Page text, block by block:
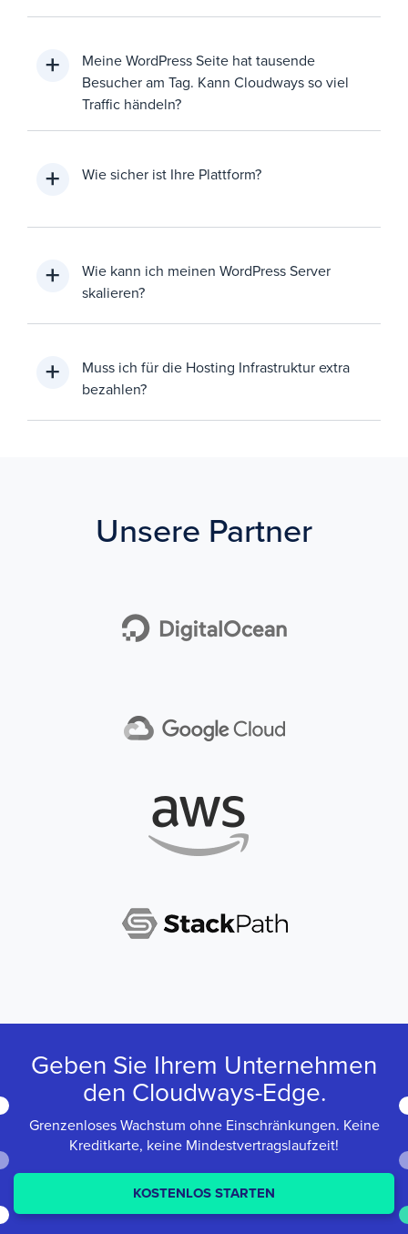
Meine WordPress Seite hat tausende
Besucher am Tag. Kann Cloudways so viel
Traffic händeln?
Wie sicher ist Ihre Plattform?
Wie kann ich meinen WordPress Server
skalieren?
Muss ich für die Hosting Infrastruktur extra
bezahlen?
Unsere Partner
Geben Sie Ihrem Unternehmen
den Cloudways-Edge.
Grenzenloses Wachstum ohne Einschränkungen. Keine
Kreditkarte, keine Mindestvertragslaufzeit!
KOSTENLOS STARTEN